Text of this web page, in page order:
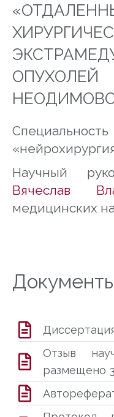
ОПУХОЛЕЙ
Научный
Вячеслав
медицинских
Отзыв
размещено